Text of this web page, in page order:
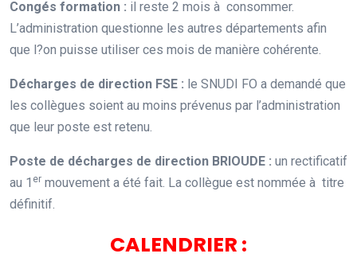
Congés formation : il reste 2 mois à consommer.
L’administration questionne les autres départements afin
que l?on puisse utiliser ces mois de manière cohérente.
Décharges de direction FSE : le SNUDI FO a demandé que
les collègues soient au moins prévenus par l’administration
que leur poste est retenu.
Poste de décharges de direction BRIOUDE : un rectificatif
au 1 er mouvement a été fait. La collègue est nommée à titre
définitif.
CALENDRIER :